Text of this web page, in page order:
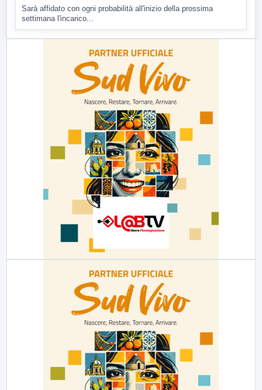
Sarà affidato con ogni probabilità all'inizio della prossima
settimana l'incarico...